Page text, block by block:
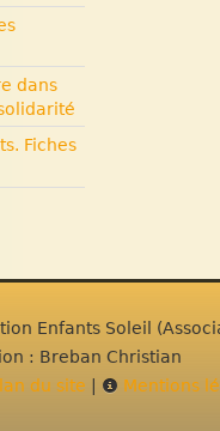
dans
Fiches
Enfants Soleil
: Breban Christian
du site Mentions